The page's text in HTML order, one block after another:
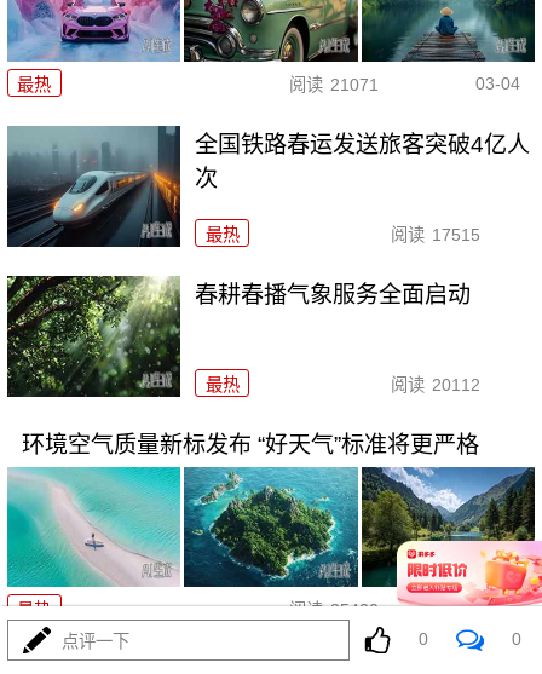
最热 阅读 21071 03-04
全国铁路春运发送旅客突破4亿人
次
最热 阅读 17515
春耕春播气象服务全面启动
最热 阅读 20112
环境空气质量新标发布 “好天气”标准将更严格
最热 阅读 25420 02-25
点评一下 0 0